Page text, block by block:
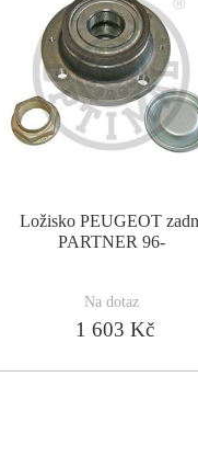
Ložisko PEUGEOT
PARTNER 96-
Na dotaz
1 603 Kč